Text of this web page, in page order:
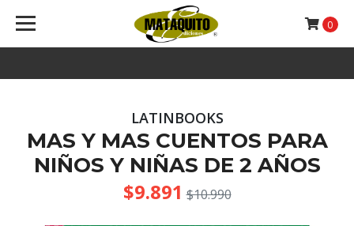
0
LATINBOOKS
MAS Y MAS CUENTOS PARA
NIÑOS Y NIÑAS DE 2 AÑOS
$9.891 $10.990